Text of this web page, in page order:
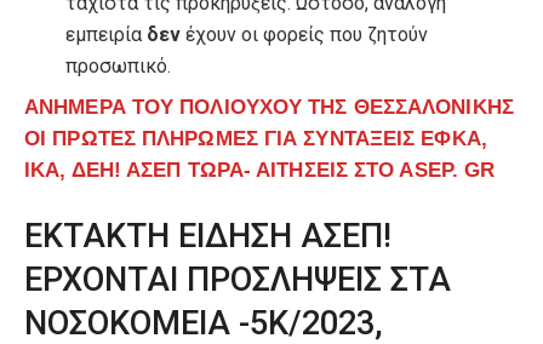
εμπειρία δεν έχουν οι φορείς που ζητούν
προσωπικό.
ΑΝΗΜΕΡΑ ΤΟΥ ΠΟΛΙΟΥΧΟΥ ΤΗΣ ΘΕΣΣΑΛΟΝΙΚΗΣ
ΟΙ ΠΡΩΤΕΣ ΠΛΗΡΩΜΕΣ ΓΙΑ ΣΥΝΤΑΞΕΙΣ ΕΦΚΑ,
ΙΚΑ, ΔΕΗ! ΑΣΕΠ ΤΩΡΑ- ΑΙΤΗΣΕΙΣ ΣΤΟ ΑSEP. GR
ΕΚΤΑΚΤΗ ΕΙΔΗΣΗ ΑΣΕΠ!
ΕΡΧΟΝΤΑΙ ΠΡΟΣΛΗΨΕΙΣ ΣΤΑ
ΝΟΣΟΚΟΜΕΙΑ -5Κ/2023,